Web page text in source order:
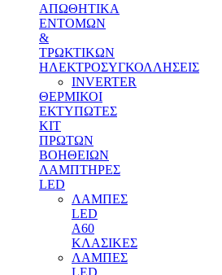
ΑΠΩΘΗΤΙΚΑ
ΕΝΤΟΜΩΝ
&
ΤΡΩΚΤΙΚΩΝ
ΗΛΕΚΤΡΟΣΥΓΚΟΛΛΗΣΕΙΣ
INVERTER
ΘΕΡΜΙΚΟΙ
ΕΚΤΥΠΩΤΕΣ
ΚΙΤ
ΠΡΩΤΩΝ
ΒΟΗΘΕΙΩΝ
ΛΑΜΠΤΗΡΕΣ
LED
ΛΑΜΠΕΣ
LED
Α60
ΚΛΑΣΙΚΕΣ
ΛΑΜΠΕΣ
LED